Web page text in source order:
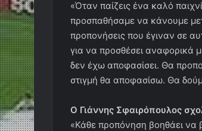
«Όταν παίζεις ένα καλό
προσπαθήσαμε να κάνουμε
προπονήσεις που έγιναν σε
για να προσθέσει αναφορικά
δεν έχω αποφασίσει. Θα
στιγμή θα αποφασίσω. Θα
Ο Γιάννης Σφαιρόπουλος
«Κάθε προπόνηση βοηθάει να